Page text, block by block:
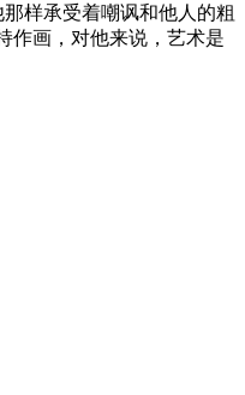
样承受着嘲讽和他人的粗
作画，对他来说，艺术是